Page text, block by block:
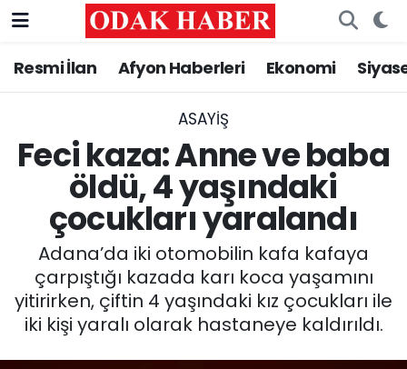
Resmi İlan Afyon Haberleri Ekonomi
ASAYİŞ
Feci kaza: Anne ve baba
öldü, 4 yaşındaki
çocukları yaralandı
Adana’da iki otomobilin kafa kafaya
çarpıştığı kazada karı koca yaşamını
yitirirken, çiftin 4 yaşındaki kız çocukları ile
iki kişi yaralı olarak hastaneye kaldırıldı.
AFYONKARAHİSAR HABERLERİ
ASAYİŞ
GÜNCEL
SİYASET
EĞİTİM
Nöbetçi Eczaneler
Trafik Durumu
Süper Lig Puan Durumu ve Fikstür
Tüm Manşetler
Son Dakika Haberleri